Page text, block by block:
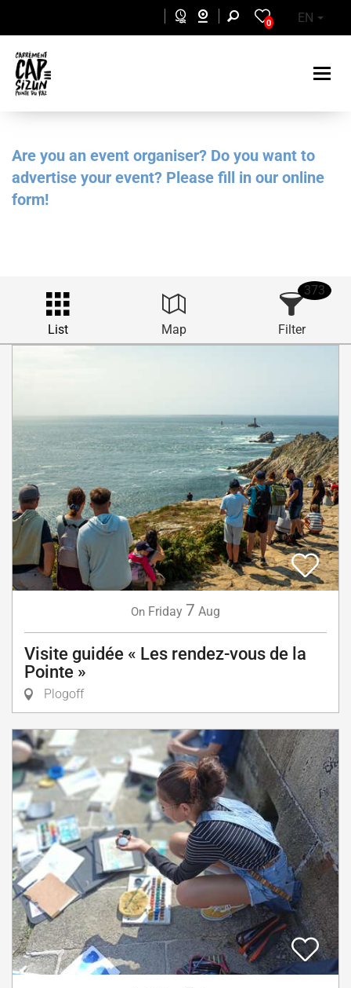
0 EN
Are you an event organiser? Do you want to
advertise your event? Please fill in our online
form!
List Map Filter
373
On Friday 7 Aug
Visite guidée « Les rendez-vous de la
Pointe »
Plogoff